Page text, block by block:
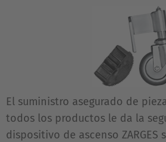
El suministro asegurado de
todos los productos le da la
dispositivo de ascenso ZARGES